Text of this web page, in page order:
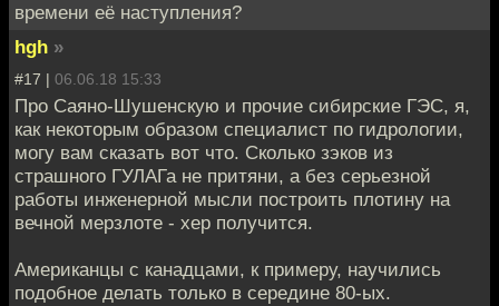
времени её наступления?
hgh »
#17 | 06.06.18 15:33
Про Саяно-Шушенскую и прочие сибирские ГЭС, я,
как некоторым образом специалист по гидрологии,
могу вам сказать вот что. Сколько зэков из
страшного ГУЛАГа не притяни, а без серьезной
работы инженерной мысли построить плотину на
вечной мерзлоте - хер получится.
Американцы с канадцами, к примеру, научились
подобное делать только в середине 80-ых.